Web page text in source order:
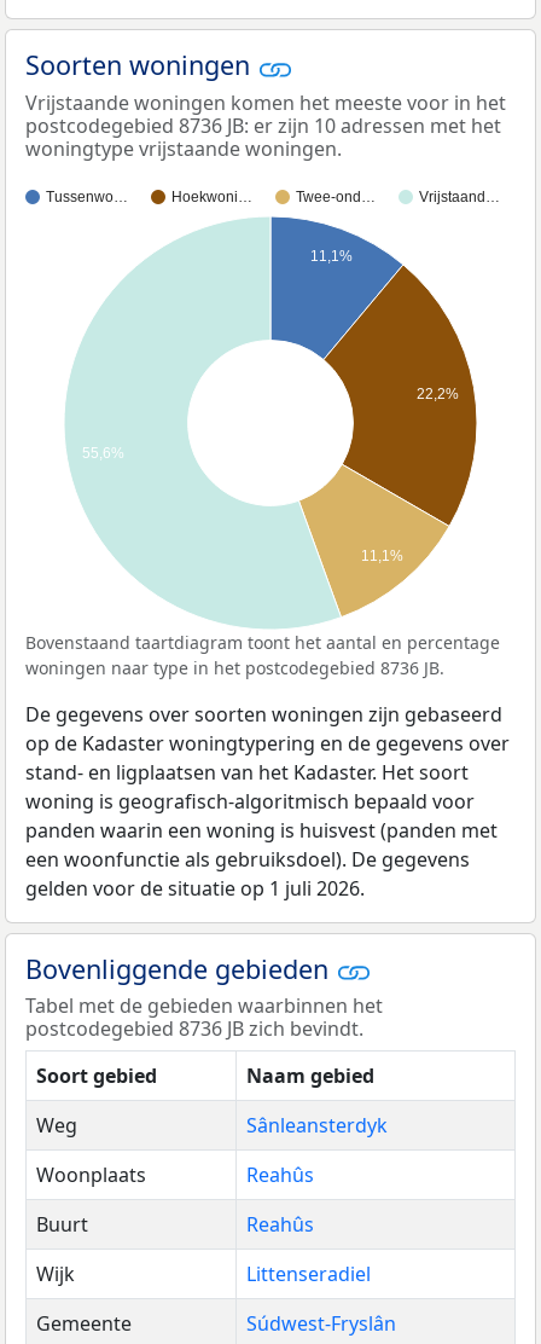
Soorten woningen
Vrijstaande woningen komen het meeste voor in het
postcodegebied 8736 JB: er zijn 10 adressen met het
woningtype vrijstaande woningen.
Tussenwo… Hoekwoni… Twee-ond… Vrijstaand…
11,1%
22,2%
11,1%
55,6%
Bovenstaand taartdiagram toont het aantal en percentage
woningen naar type in het postcodegebied 8736 JB.
De gegevens over soorten woningen zijn gebaseerd
op de Kadaster woningtypering en de gegevens over
stand- en ligplaatsen van het Kadaster. Het soort
woning is geografisch-algoritmisch bepaald voor
panden waarin een woning is huisvest (panden met
een woonfunctie als gebruiksdoel). De gegevens
gelden voor de situatie op 1 juli 2026.
Bovenliggende gebieden
Tabel met de gebieden waarbinnen het
postcodegebied 8736 JB zich bevindt.
Soort gebied
Naam gebied
Weg
Sânleansterdyk
Woonplaats
Reahûs
Buurt
Reahûs
Wijk
Littenseradiel
Gemeente
Súdwest-Fryslân